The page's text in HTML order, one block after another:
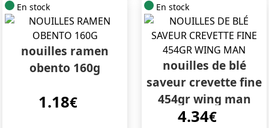
En stock
nouilles ramen
obento 160g
1.18€
En stock
nouilles de blé
saveur crevette fine
454gr wing man
4.34€